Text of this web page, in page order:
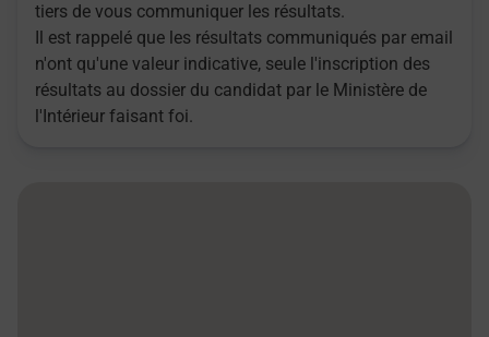
tiers de vous communiquer les résultats.
Il est rappelé que les résultats communiqués par email
n'ont qu'une valeur indicative, seule l'inscription des
résultats au dossier du candidat par le Ministère de
l'Intérieur faisant foi.